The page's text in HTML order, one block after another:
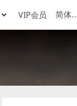
VIP会员